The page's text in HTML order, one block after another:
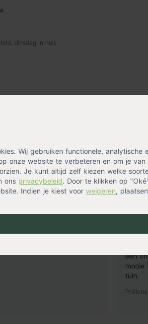
Wij gebruiken functionele, analytische
onze website te verbeteren en om je van
Je kunt altijd zelf kiezen welke
ons privacybeleid. Door te klikken op
Indien je kiest voor weigeren,
dinsdag in huis
Laat je emailadres achter en
14 uur geleden
Mijn
de
een
mooie
tuin.
Philiene